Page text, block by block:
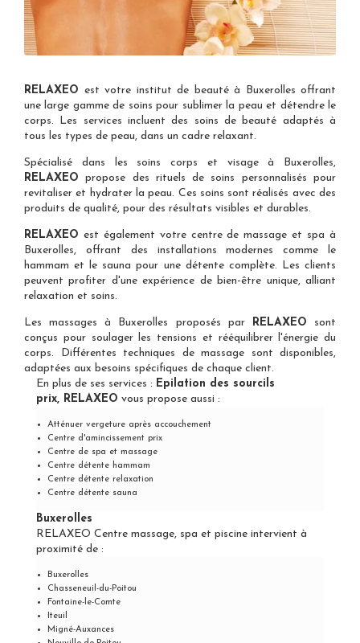
RELAXEO est votre institut de beauté à Buxerolles offrant
une large gamme de soins pour sublimer la peau et détendre le
corps. Les services incluent des soins de beauté adaptés à
tous les types de peau, dans un cadre relaxant.
Spécialisé dans les soins corps et visage à Buxerolles,
RELAXEO propose des rituels de soins personnalisés pour
revitaliser et hydrater la peau. Ces soins sont réalisés avec des
produits de qualité, pour des résultats visibles et durables.
RELAXEO est également votre centre de massage et spa à
Buxerolles, offrant des installations modernes comme le
hammam et le sauna pour une détente complète. Les clients
peuvent profiter d'une expérience de bien-être unique, alliant
relaxation et soins.
Lesmassages à Buxerolles proposés par RELAXEO sont
conçus pour soulager les tensions et rééquilibrer l'énergie du
corps. Différentes techniques de massage sont disponibles,
adaptées aux besoins spécifiques de chaque client.
En plus de ses services : Epilation des sourcils
prix, RELAXEO vous propose aussi :
Atténuer vergeture après accouchement
Centre d'amincissement prix
Centre de spa et massage
Centre détente hammam
Centre détente relaxation
Centre détente sauna
Buxerolles
RELAXEO Centre massage, spa et piscine intervient à
proximité de :
Buxerolles
Chasseneuil-du-Poitou
Fontaine-le-Comte
Iteuil
Migné-Auxances